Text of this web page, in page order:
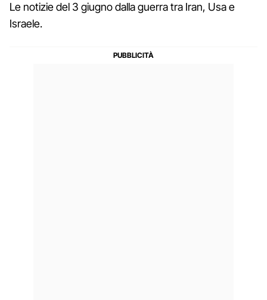
Le notizie del 3 giugno dalla guerra tra Iran, Usa e
Israele.